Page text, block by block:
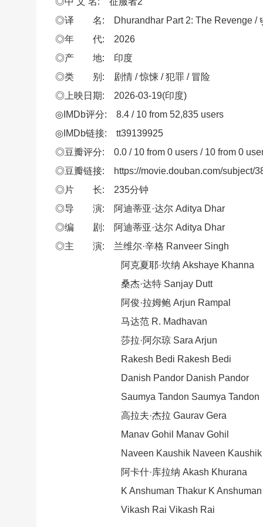
◎译 名: Dhurandhar Part 2: The Revenge /
◎年 代: 2026
◎产 地: 印度
◎类 别: 剧情 / 惊悚 / 犯罪 / 冒险
◎上映日期: 2026-03-19(印度)
◎IMDb评分: 8.4 / 10 from 52,835 users
◎IMDb链接: tt39139925
◎豆瓣评分: 0.0 / 10 from 0 users / 10 from 0
◎豆瓣链接: https://movie.douban.com/subject/
◎片 长: 235分钟
◎导 演: 阿迪蒂亚·达尔 Aditya Dhar
◎编 剧: 阿迪蒂亚·达尔 Aditya Dhar
◎主 演: 兰维尔·辛格 Ranveer Singh
阿克夏耶·坎纳 Akshaye Khanna
桑杰·达特 Sanjay Dutt
阿俊·拉姆鲍 Arjun Rampal
马达范 R. Madhavan
莎拉·阿尔琼 Sara Arjun
Rakesh Bedi Rakesh Bedi
Danish Pandor Danish Pandor
Saumya Tandon Saumya Tandon
高拉夫·杰拉 Gaurav Gera
Manav Gohil Manav Gohil
Naveen Kaushik Naveen Kaushik
阿卡什·库拉纳 Akash Khurana
K Anshuman Thakur K Anshuman
Vikash Rai Vikash Rai